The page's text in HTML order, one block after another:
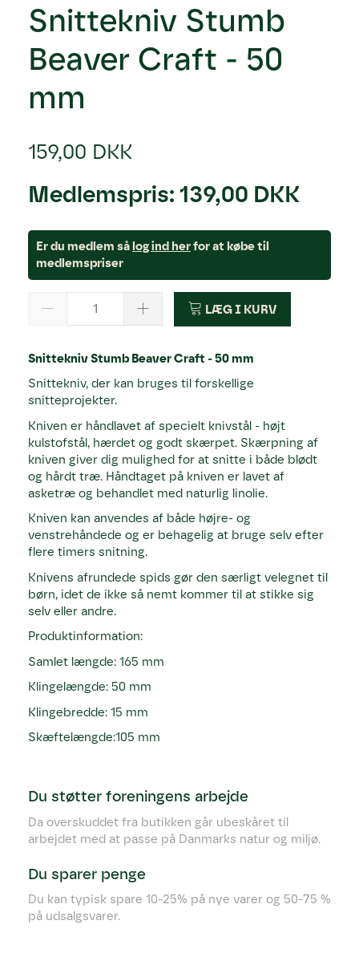
Snittekniv Stumb
Beaver Craft - 50
mm
159,00 DKK
Medlemspris: 139,00 DKK
Er du medlem sålog ind herfor at købe til
medlemspriser
LÆG I KURV
Snittekniv Stumb Beaver Craft - 50 mm
Snittekniv, der kan bruges til forskellige
snitteprojekter.
Kniven er håndlavet af specielt knivstål - højt
kulstofstål, hærdet og godt skærpet. Skærpning af
kniven giver dig mulighed for at snitte i både blødt
og hårdt træ. Håndtaget på kniven er lavet af
asketræ og behandlet med naturlig linolie.
Kniven kan anvendes af både højre- og
venstrehåndede og er behagelig at bruge selv efter
flere timers snitning.
Knivens afrundede spids gør den særligt velegnet til
børn, idet de ikke så nemt kommer til at stikke sig
selv eller andre.
Produktinformation:
Samlet længde: 165 mm
Klingelængde: 50 mm
Klingebredde: 15 mm
Skæftelængde:105 mm
Du støtter foreningens arbejde
Da overskuddet fra butikken går ubeskåret til
arbejdet med at passe på Danmarks natur og miljø.
Du sparer penge
Du kan typisk spare 10-25% på nye varer og 50-75 %
på udsalgsvarer.